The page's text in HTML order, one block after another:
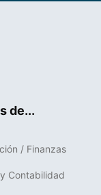
de...
/ Finanzas
Contabilidad